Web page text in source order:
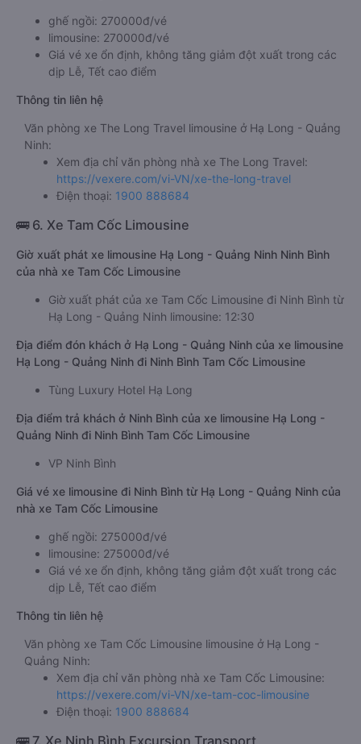
ghế ngồi: 270000đ/vé
limousine: 270000đ/vé
Giá vé xe ổn định, không tăng giảm đột xuất trong các
dịp Lễ, Tết cao điểm
Thông tin liên hệ
Văn phòng xe The Long Travel limousine ở Hạ Long - Quảng
Ninh:
Xem địa chỉ văn phòng nhà xe The Long Travel:
https://vexere.com/vi-VN/xe-the-long-travel
Điện thoại: 1900 888684
🚌 6. Xe Tam Cốc Limousine
Giờ xuất phát xe limousine Hạ Long - Quảng Ninh Ninh Bình
của nhà xe Tam Cốc Limousine
Giờ xuất phát của xe Tam Cốc Limousine đi Ninh Bình từ
Hạ Long - Quảng Ninh limousine: 12:30
Địa điểm đón khách ở Hạ Long - Quảng Ninh của xe limousine
Hạ Long - Quảng Ninh đi Ninh Bình Tam Cốc Limousine
Tùng Luxury Hotel Hạ Long
Địa điểm trả khách ở Ninh Bình của xe limousine Hạ Long -
Quảng Ninh đi Ninh Bình Tam Cốc Limousine
VP Ninh Bình
Giá vé xe limousine đi Ninh Bình từ Hạ Long - Quảng Ninh của
nhà xe Tam Cốc Limousine
ghế ngồi: 275000đ/vé
limousine: 275000đ/vé
Giá vé xe ổn định, không tăng giảm đột xuất trong các
dịp Lễ, Tết cao điểm
Thông tin liên hệ
Văn phòng xe Tam Cốc Limousine limousine ở Hạ Long -
Quảng Ninh:
Xem địa chỉ văn phòng nhà xe Tam Cốc Limousine:
https://vexere.com/vi-VN/xe-tam-coc-limousine
Điện thoại: 1900 888684
🚌 7. Xe Ninh Bình Excursion Transport